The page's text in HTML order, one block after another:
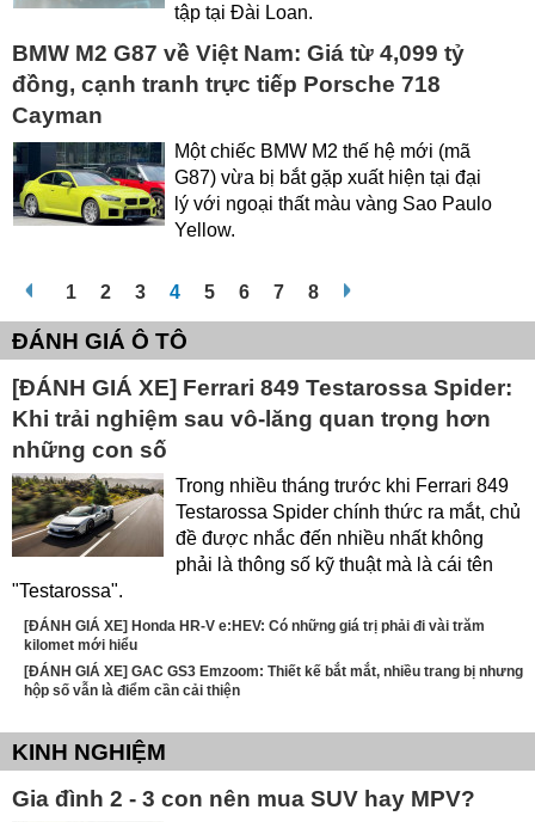
tập tại Đài Loan.
BMW M2 G87 về Việt Nam: Giá từ 4,099 tỷ
đồng, cạnh tranh trực tiếp Porsche 718
Cayman
Một chiếc BMW M2 thế hệ mới (mã
G87) vừa bị bắt gặp xuất hiện tại đại
lý với ngoại thất màu vàng Sao Paulo
Yellow.
1 2 3 4 5 6 7 8
ĐÁNH GIÁ Ô TÔ
[ĐÁNH GIÁ XE] Ferrari 849 Testarossa Spider:
Khi trải nghiệm sau vô-lăng quan trọng hơn
những con số
Trong nhiều tháng trước khi Ferrari 849
Testarossa Spider chính thức ra mắt, chủ
đề được nhắc đến nhiều nhất không
phải là thông số kỹ thuật mà là cái tên
"Testarossa".
[ĐÁNH GIÁ XE] Honda HR-V e:HEV: Có những giá trị phải đi vài trăm
kilomet mới hiểu
[ĐÁNH GIÁ XE] GAC GS3 Emzoom: Thiết kế bắt mắt, nhiều trang bị nhưng
hộp số vẫn là điểm cần cải thiện
KINH NGHIỆM
Gia đình 2 - 3 con nên mua SUV hay MPV?